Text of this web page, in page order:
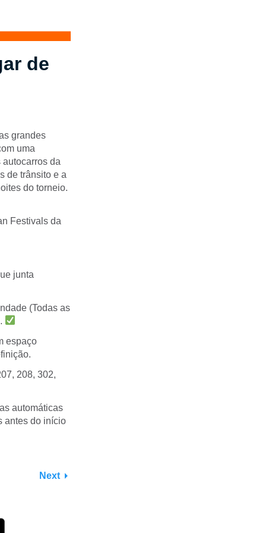
de
grandes
uma
da
de trânsito e a
do torneio.
Festivals da
junta
(Todas as
espaço
208, 302,
automáticas
antes do início
Next